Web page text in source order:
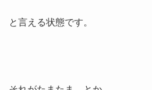
と言える状態です。